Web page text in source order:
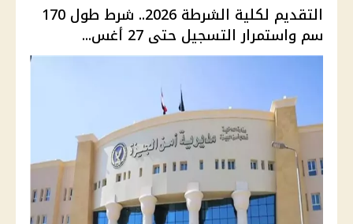
التقديم لكلية الشرطة 2026.. شرط طول 170
سم واستمرار التسجيل حتى 27 أغس...